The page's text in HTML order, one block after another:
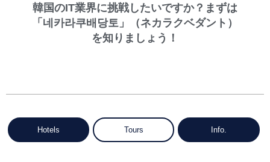
韓国のIT業界に挑戦したいですか？まずは
「네카라쿠배당토」（ネカラクベダント）
を知りましょう！
Hotels Tours Info.